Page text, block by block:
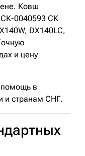
Ковш
СК-0040593 СК
DX140LC,
и цену
помощь в
и странам СНГ.